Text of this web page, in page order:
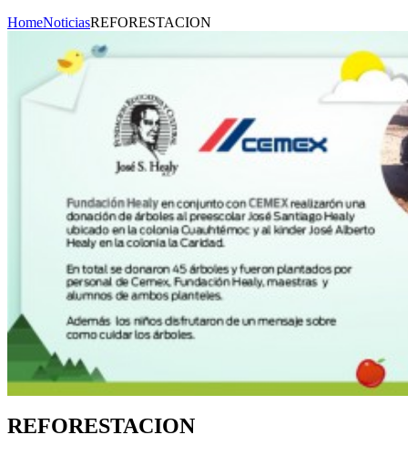
HomeNoticiasREFORESTACION
REFORESTACION